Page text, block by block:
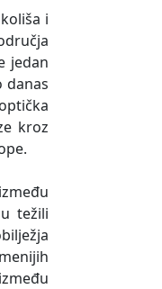
i
jedan
danas
kroz
težili